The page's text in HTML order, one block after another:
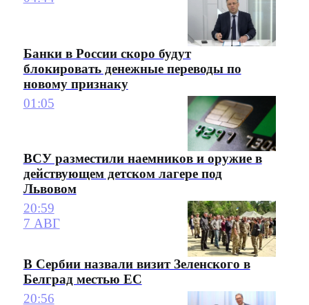
Банки в России скоро будут
блокировать денежные переводы по
новому признаку
01:05
ВСУ разместили наемников и оружие в
действующем детском лагере под
Львовом
20:59
7 АВГ
В Сербии назвали визит Зеленского в
Белград местью ЕС
20:56